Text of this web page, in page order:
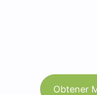
Obtener